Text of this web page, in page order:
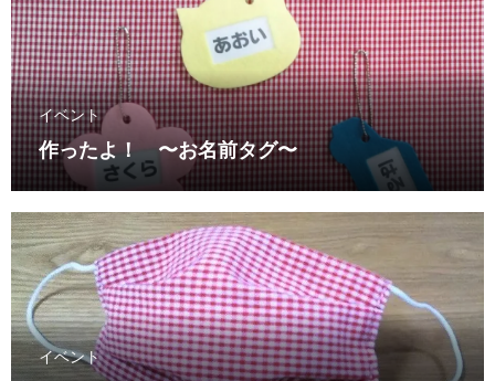
イベント
作ったよ！ 〜お名前タグ〜
イベント